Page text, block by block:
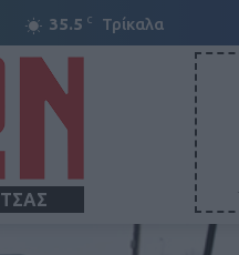
35.5 C Τρίκαλα